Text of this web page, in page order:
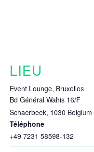
LIEU
Event Lounge, Bruxelles
Bd Général Wahis 16/F
Schaerbeek, 1030 Belgium
Téléphone
+49 7231 58598-132